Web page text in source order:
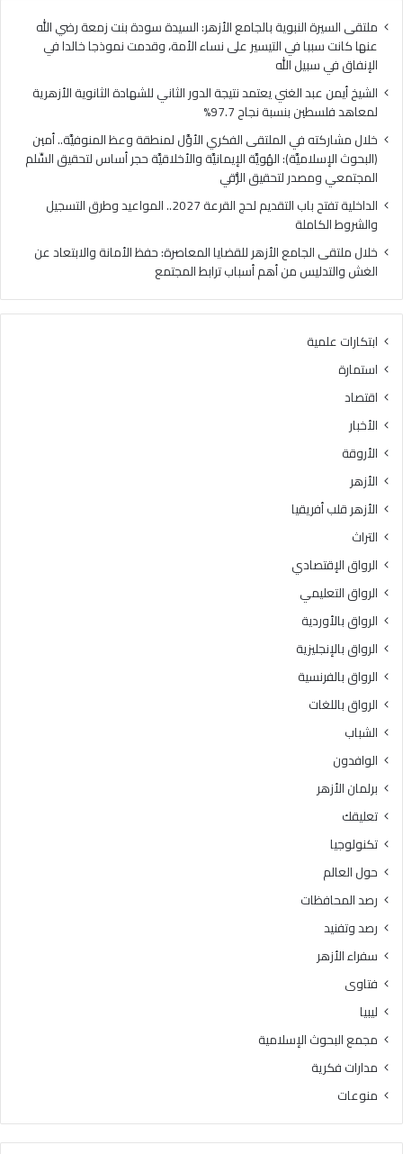
بنسبة
نجاح
97.7%
ملتقى السيرة النبوية بالجامع الأزهر: السيدة سودة بنت زمعة رضي الله
عنها كانت سببا في التيسير على نساء الأمة، وقدمت نموذجا خالدا في
الإنفاق في سبيل الله
الشيخ أيمن عبد الغني يعتمد نتيجة الدور الثاني للشهادة الثانوية الأزهرية
لمعاهد فلسطين بنسبة نجاح 97.7%
خلال مشاركته في الملتقى الفكري الأوَّل لمنطقة وعظ المنوفيَّة.. أمين
(البحوث الإسلاميَّة): الهُويَّة الإيمانيَّة والأخلاقيَّة حجر أساس لتحقيق السِّلم
المجتمعي ومصدر لتحقيق الرُّقي
الداخلية تفتح باب التقديم لحج القرعة 2027.. المواعيد وطرق التسجيل
والشروط الكاملة
خلال ملتقى الجامع الأزهر للقضايا المعاصرة: حفظ الأمانة والابتعاد عن
الغش والتدليس من أهم أسباب ترابط المجتمع
ابتكارات علمية
استمارة
اقتصاد
الأخبار
الأروقة
الأزهر
الأزهر قلب أفريقيا
التراث
الرواق الإقتصادي
الرواق التعليمي
الرواق بالأوردية
الرواق بالإنجليزية
الرواق بالفرنسية
الرواق باللغات
الشباب
الوافدون
برلمان الأزهر
تعليقك
تكنولوجيا
حول العالم
رصد المحافظات
رصد وتفنيد
سفراء الأزهر
فتاوى
ليبيا
مجمع البحوث الإسلامية
مدارات فكرية
منوعات